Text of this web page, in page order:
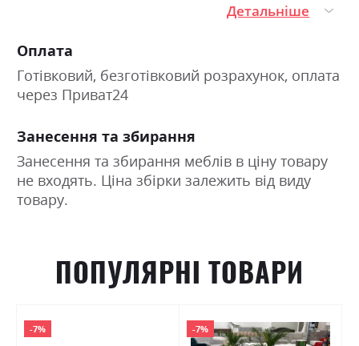
Детальніше
Оплата
Готівковий, безготівковий розрахунок, оплата
через Приват24
Занесення та збирання
Занесення та збирання меблів в ціну товару
не входять. Ціна збірки залежить від виду
товару.
ПОПУЛЯРНІ ТОВАРИ
-7% -7%